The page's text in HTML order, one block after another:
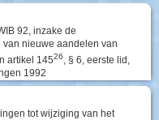
92, inzake de
nieuwe aandelen van
artikel 14526, § 6, eerste lid,
1992
tot wijziging van het